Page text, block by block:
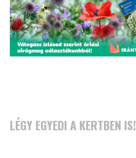
LÉGY EGYEDI A KERTBEN IS!